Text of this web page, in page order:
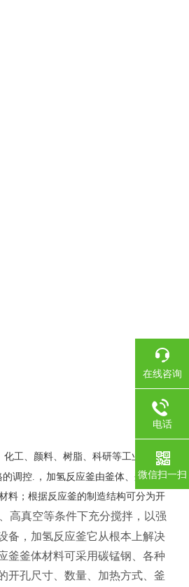
工、颜料、树脂、科研等工业部门.反
的调控. ， 加氢反应釜由釜体、釜盖、夹
料；根据反应釜的制造结构可分为开
高真空等条件下充分搅拌，以强
备，加氢反应釜它从根本上解决
釜釜体材料可采用碳锰钢、各种
开孔尺寸、数量、加热方式、釜
在线咨询
电话
微信扫一扫